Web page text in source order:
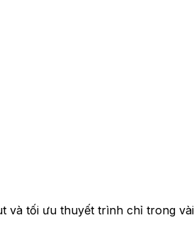
và tối ưu thuyết trình chỉ trong